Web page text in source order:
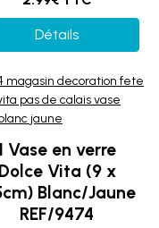
Détails
Vase en verre
Dolce Vita (9 x
Blanc/Jaune
REF/9474